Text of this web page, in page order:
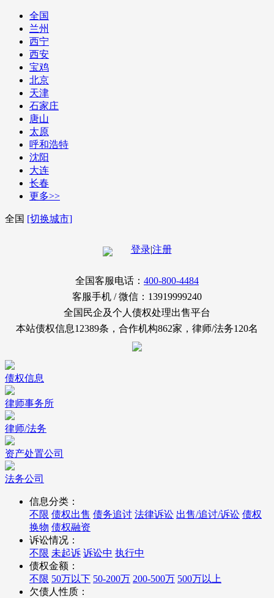
全国
兰州
西宁
西安
宝鸡
北京
天津
石家庄
唐山
太原
呼和浩特
沈阳
大连
长春
更多>>
全国 [切换城市]
登录|注册
全国客服电话： 400-800-4484
客服手机 / 微信：13919999240
全国民企及个人债权处理出售平台
本站债权信息12389条，合作机构862家，律师/法务120名
债权信息
律师事务所
律师/法务
资产处置公司
法务公司
信息分类：
不限 债权出售 债务追讨 法律诉讼 出售/追讨/诉讼 债权
换物 债权融资
诉讼情况：
不限 未起诉 诉讼中 执行中
债权金额：
不限 50万以下 50-200万 200-500万 500万以上
欠债人性质：